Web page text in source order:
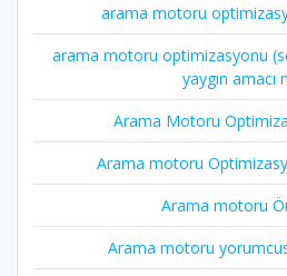
arama motoru
arama motoru optimizasyonu
yaygın amacı
Arama Motoru
Arama motoru
Arama motoru
Arama motoru